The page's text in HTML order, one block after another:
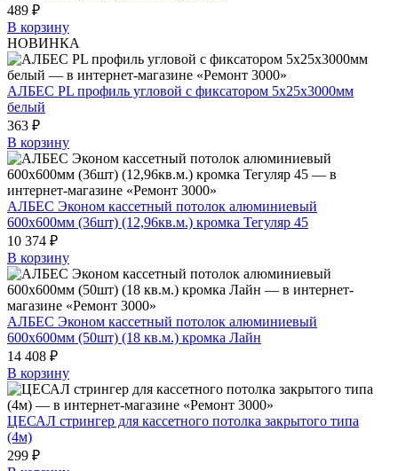
489 ₽
В корзину
НОВИНКА
АЛБЕС PL профиль угловой с фиксатором 5х25х3000мм
белый
363 ₽
В корзину
АЛБЕС Эконом кассетный потолок алюминиевый
600х600мм (36шт) (12,96кв.м.) кромка Тегуляр 45
10 374 ₽
В корзину
АЛБЕС Эконом кассетный потолок алюминиевый
600х600мм (50шт) (18 кв.м.) кромка Лайн
14 408 ₽
В корзину
ЦЕСАЛ стрингер для кассетного потолка закрытого типа
(4м)
299 ₽